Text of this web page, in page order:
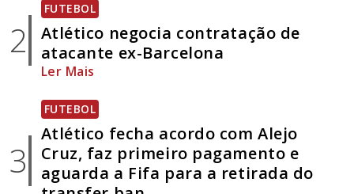
2
FUTEBOL
Atlético negocia contratação de
atacante ex-Barcelona
Ler Mais
3
FUTEBOL
Atlético fecha acordo com Alejo
Cruz, faz primeiro pagamento e
aguarda a Fifa para a retirada do